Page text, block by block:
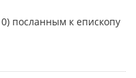
посланным к епископу